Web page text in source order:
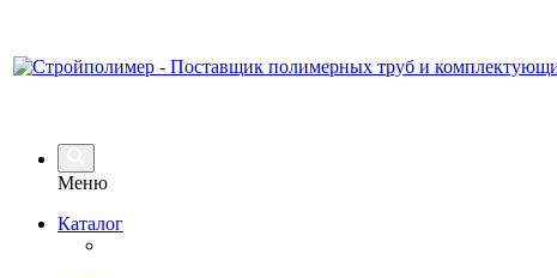
Меню
Каталог